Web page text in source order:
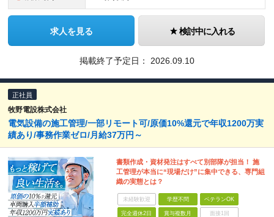
求人を見る 検討中に入れる
掲載終了予定日： 2026.09.10
正社員
牧野電設株式会社
電気設備の施工管理/一部リモート可/原価10%還元で年収1200万実
績あり/事務作業ゼロ/月給37万円～
書類作成・資材発注はすべて別部隊が担当！ 施
工管理が本当に“現場だけ”に集中できる、専門組
織の実態とは？
未経験歓迎 学歴不問 ベテランOK
完全週休2日 賞与複数月 面接1回